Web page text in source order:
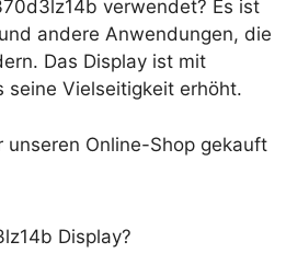
verwendet? Es ist
andere Anwendungen, die
Das Display ist mit
seine Vielseitigkeit erhöht.
unseren Online-Shop gekauft
Display?